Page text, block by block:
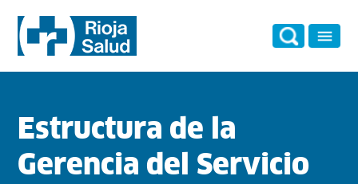
Estructura de la
Gerencia del Servicio